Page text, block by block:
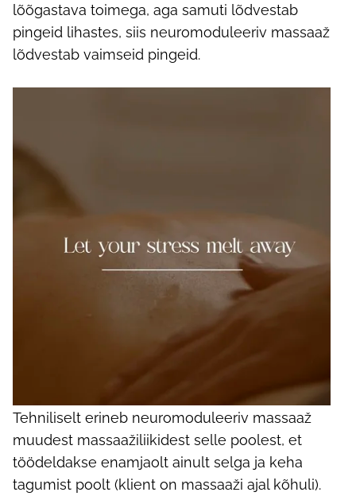
lõõgastava toimega, aga samuti lõdvestab
pingeid lihastes, siis neuromoduleeriv massaaž
lõdvestab vaimseid pingeid.
Tehniliselt erineb neuromoduleeriv massaaž
muudest massaažiliikidest selle poolest, et
töödeldakse enamjaolt ainult selga ja keha
tagumist poolt (klient on massaaži ajal kõhuli).